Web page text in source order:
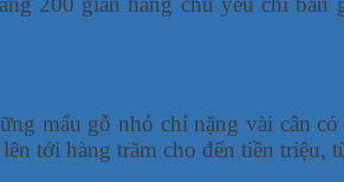
mẩu gỗ nhỏ chỉ nặng vài cân
tới hàng trăm cho đến tiền triệu,